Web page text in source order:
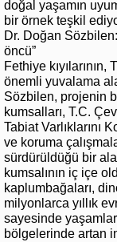
doğal yaşamın
bir örnek teşkil
Dr. Doğan
öncü”
Fethiye
önemli yuvalama
Sözbilen, projenin
kumsalları, T.C.
Tabiat Varlıklarını
ve koruma
sürdürüldüğü bir
kumsalının iç içe
kaplumbağaları,
milyonlarca yıllık
sayesinde
bölgelerinde artan